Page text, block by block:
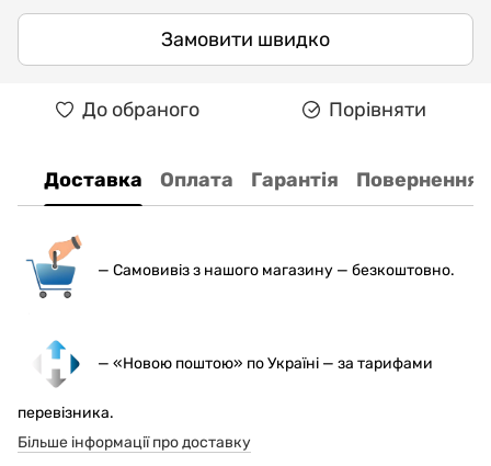
Замовити швидко
До обраного Порівняти
Доставка Оплата Гарантія Повернення
— Самовивіз з нашого магазину — безкоштовно.
— «Новою поштою» по Україні — за тарифами
перевізника.
Більше інформації про доставку